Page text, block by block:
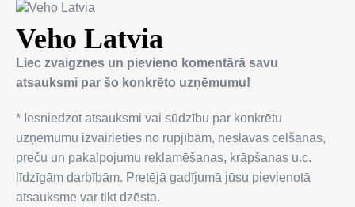
Veho Latvia
Liec zvaigznes un pievieno komentārā savu
atsauksmi par šo konkrēto uzņēmumu!
* Iesniedzot atsauksmi vai sūdzību par konkrētu
uzņēmumu izvairieties no rupjībām, neslavas celšanas,
preču un pakalpojumu reklamēšanas, krāpšanas u.c.
līdzīgām darbībām. Pretējā gadījumā jūsu pievienotā
atsauksme var tikt dzēsta.